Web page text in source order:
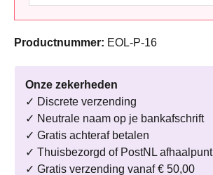
Productnummer: EOL-P-16
Onze zekerheden
✓ Discrete verzending
✓ Neutrale naam op je bankafschrift
✓ Gratis achteraf betalen
✓ Thuisbezorgd of PostNL afhaalpunt
✓ Gratis verzending vanaf € 50,00